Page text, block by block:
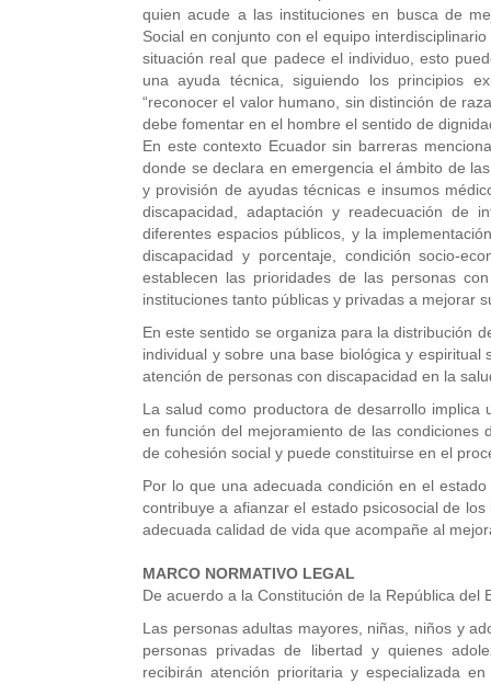
quien acude a las instituciones en busca de
Social en conjunto con el equipo
situación real que padece el individuo, esto
una ayuda técnica, siguiendo los principios
“reconocer el valor humano, sin distinción de
debe fomentar en el hombre el sentido de
En este contexto Ecuador sin barreras
donde se declara en emergencia el ámbito de
y provisión de ayudas técnicas e insumos
discapacidad, adaptación y readecuación de
diferentes espacios públicos, y la
discapacidad y porcentaje, condición socio-
establecen las prioridades de las personas
instituciones tanto públicas y privadas a mejorar
En este sentido se organiza para la distribución
individual y sobre una base biológica y
atención de personas con discapacidad en la
La salud como productora de desarrollo
en función del mejoramiento de las
de cohesión social y puede constituirse en el
Por lo que una adecuada condición en el
contribuye a afianzar el estado psicosocial de
adecuada calidad de vida que acompañe al
MARCO NORMATIVO LEGAL
De acuerdo a la Constitución de la República
Las personas adultas mayores, niñas, niños y
personas privadas de libertad y quienes
recibirán atención prioritaria y especializada